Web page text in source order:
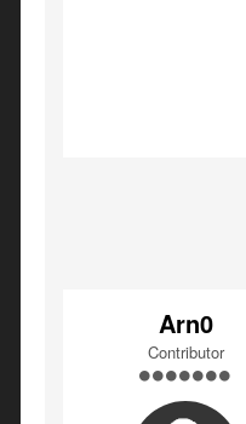
Arn0
Contributor